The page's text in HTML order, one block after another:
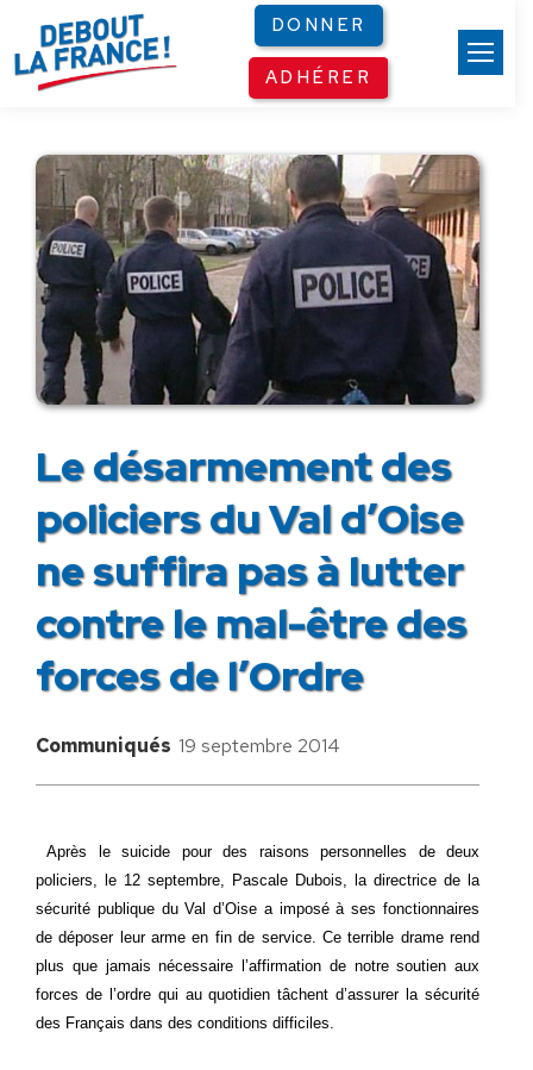
DONNER
ADHÉRER
Le désarmement des
policiers du Val d’Oise
ne suffira pas à lutter
contre le mal-être des
forces de l’Ordre
Communiqués 19 septembre 2014
Après le suicide pour des raisons personnelles de deux
policiers, le 12 septembre, Pascale Dubois, la directrice de la
sécurité publique du Val d’Oise a imposé à ses fonctionnaires
de déposer leur arme en fin de service. Ce terrible drame rend
plus que jamais nécessaire l’affirmation de notre soutien aux
forces de l’ordre qui au quotidien tâchent d’assurer la sécurité
des Français dans des conditions difficiles.
Panneau de gestion des cookies